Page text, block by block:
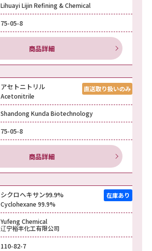
Lihuayi Lijin Refining & Chemical
75-05-8
商品詳細
アセトニトリル
Acetonitrile
Shandong Kunda Biotechnology
75-05-8
商品詳細
シクロヘキサン99.9%
Cyclohexane 99.9%
Yufeng Chemical
辽宁裕丰化工有限公司
110-82-7